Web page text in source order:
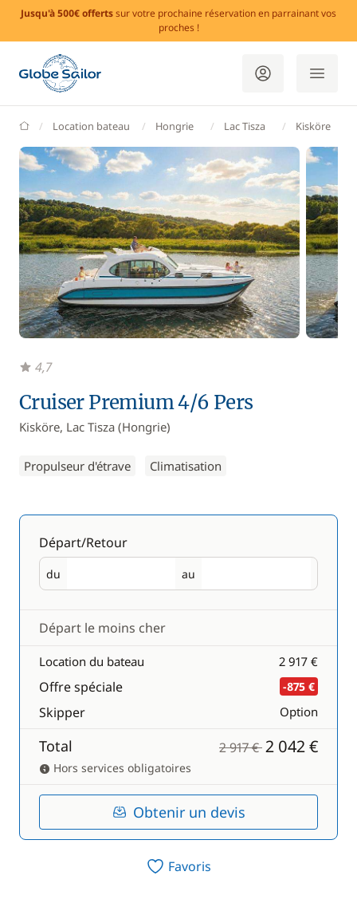
Jusqu'à 500€ offertssur votre prochaine réservation en parrainant vos
proches !
GlobeSailor
Location bateau Hongrie Lac Tisza Kisköre
Cruiser Premium 4/6 Pers
Kisköre, Lac Tisza (Hongrie)
Propulseur d'étrave Climatisation
4,7
Départ/Retour
du
Départ au
Retour
Départ le moins cher
Location du bateau 2 917 €
Offre spéciale -875 €
Skipper Option
Total 2 917 €2 042 €
Hors services obligatoires
Obtenir un devis
Favoris